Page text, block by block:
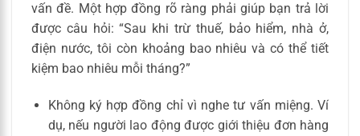
vấn đề. Một hợp đồng rõ ràng phải giúp bạn trả lời
được câu hỏi: “Sau khi trừ thuế, bảo hiểm, nhà ở,
điện nước, tôi còn khoảng bao nhiêu và có thể tiết
kiệm bao nhiêu mỗi tháng?”
Không ký hợp đồng chỉ vì nghe tư vấn miệng. Ví
dụ, nếu người lao động được giới thiệu đơn hàng